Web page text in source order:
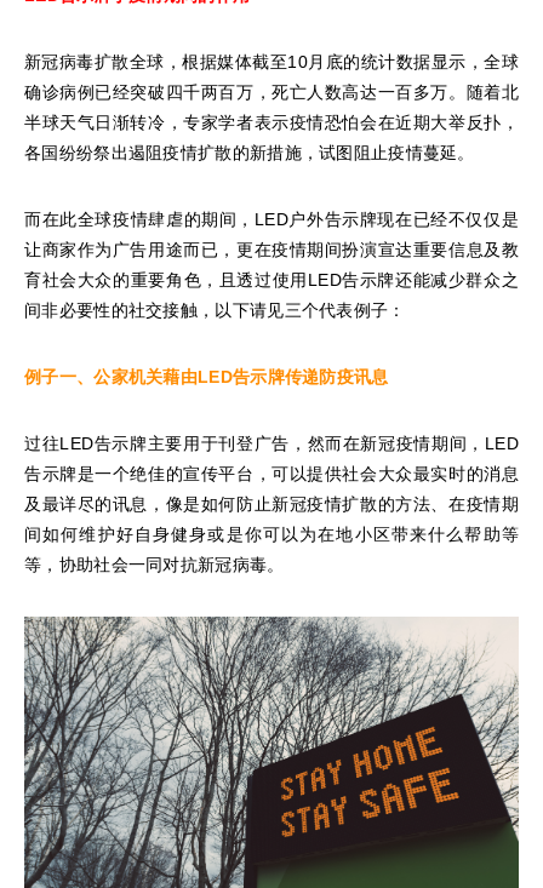
新冠病毒扩散全球，根据媒体截至10月底的统计数据显示，全球
确诊病例已经突破四千两百万，死亡人数高达一百多万。随着北
半球天气日渐转冷，专家学者表示疫情恐怕会在近期大举反扑，
各国纷纷祭出遏阻疫情扩散的新措施，试图阻止疫情蔓延。
而在此全球疫情肆虐的期间，LED户外告示牌现在已经不仅仅是
让商家作为广告用途而已，更在疫情期间扮演宣达重要信息及教
育社会大众的重要角色，且透过使用LED告示牌还能减少群众之
间非必要性的社交接触，以下请见三个代表例子：
例子一、公家机关藉由LED告示牌传递防疫讯息
过往LED告示牌主要用于刊登广告，然而在新冠疫情期间，LED
告示牌是一个绝佳的宣传平台，可以提供社会大众最实时的消息
及最详尽的讯息，像是如何防止新冠疫情扩散的方法、在疫情期
间如何维护好自身健身或是你可以为在地小区带来什么帮助等
等，协助社会一同对抗新冠病毒。